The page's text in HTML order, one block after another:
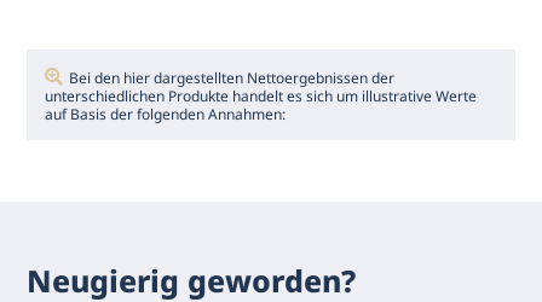
Bei den hier dargestellten Nettoergebnissen der
unterschiedlichen Produkte handelt es sich um illustrative Werte
auf Basis der folgenden Annahmen:
Neugierig geworden?